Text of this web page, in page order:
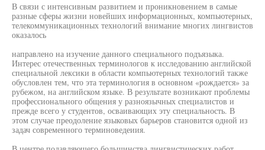
В связи с интенсивным развитием и проникновением в самые
разные сферы жизни новейших информационных, компьютерных,
телекоммуникационных технологий внимание многих лингвистов
оказалось
направлено на изучение данного специального подъязыка.
Интерес отечественных терминологов к исследованию английской
специальной лексики в области компьютерных технологий также
обусловлен тем, что эта терминология в основном «рождается» за
рубежом, на английском языке. В результате возникают проблемы
профессионального общения у разноязычных специалистов и
прежде всего у студентов, осваивающих эту специальность. В
этом случае преодоление языковых барьеров становится одной из
задач современного терминоведеиия.